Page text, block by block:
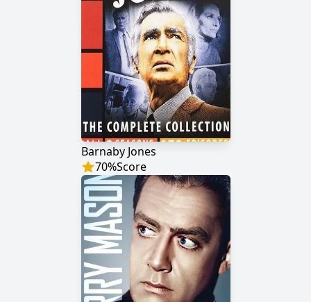
Barnaby Jones
70%Score